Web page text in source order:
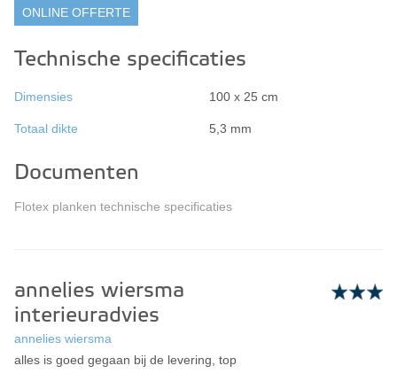
ONLINE OFFERTE
Technische specificaties
Dimensies 100 x 25 cm
Totaal dikte 5,3 mm
Documenten
Flotex planken technische specificaties
annelies wiersma
interieuradvies
annelies wiersma
alles is goed gegaan bij de levering, top